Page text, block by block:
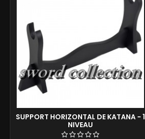
SUPPORT HORIZONTAL DE KATANA - 1
NIVEAU